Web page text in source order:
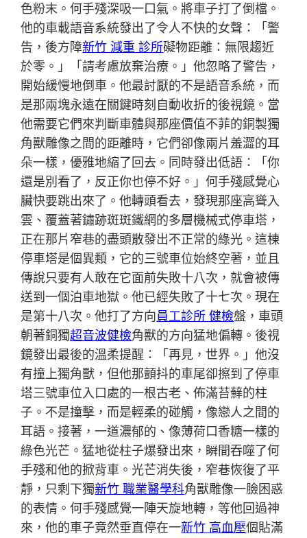
色粉末。何手殘深吸一口氣。將車子打了倒檔。
他的車載語音系統發出了令人不快的女聲：「警
告，後方障新竹 減重 診所礙物距離：無限趨近
於零。」「請考慮放棄治療。」他忽略了警告，
開始緩慢地倒車。他最討厭的不是語音系統，而
是那兩塊永遠在關鍵時刻自動收折的後視鏡。當
他需要它們來判斷車體與那座價值不菲的銅製獨
角獸雕像之間的距離時，它們卻像兩片羞澀的耳
朵一樣，優雅地縮了回去。同時發出低語：「你
還是別看了，反正你也停不好。」何手殘感覺心
臟快要跳出來了。他轉頭看去，發現那座高聳入
雲、覆蓋著鏽跡斑斑鐵網的多層機械式停車塔，
正在那片窄巷的盡頭散發出不正常的綠光。這棟
停車塔是個異類，它的三號車位始終空著，並且
傳說只要有人敢在它面前失敗十八次，就會被傳
送到一個泊車地獄。他已經失敗了十七次。現在
是第十八次。他打了方向員工診所 健檢盤，車頭
朝著銅獨超音波健檢角獸的方向猛地偏轉。後視
鏡發出最後的溫柔提醒：「再見，世界。」他沒
有撞上獨角獸，但他那顫抖的車尾卻擦到了停車
塔三號車位入口處的一根古老、佈滿苔蘚的柱
子。不是撞擊，而是輕柔的碰觸，像戀人之間的
耳語。接著，一道濃郁的、像薄荷口香糖一樣的
綠色光芒。猛地從柱子爆發出來，瞬間吞噬了何
手殘和他的掀背車。光芒消失後，窄巷恢復了平
靜，只剩下獨新竹 職業醫學科角獸雕像一臉困惑
的表情。何手殘感覺一陣天旋地轉，等他回過神
來，他的車子竟然垂直停在一新竹 高血壓個貼滿